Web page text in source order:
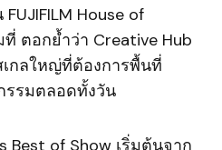
House of
ตอกย้ำว่า Creative Hub
กลใหญ่ที่ต้องการพื้นที่
รรมตลอดทั้งวัน